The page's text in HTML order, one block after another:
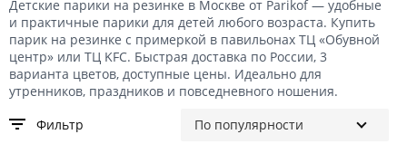
Детские парики на резинке в Москве от Parikof — удобные
и практичные парики для детей любого возраста. Купить
парик на резинке с примеркой в павильонах ТЦ «Обувной
центр» или ТЦ KFC. Быстрая доставка по России, 3
варианта цветов, доступные цены. Идеально для
утренников, праздников и повседневного ношения.
Фильтр